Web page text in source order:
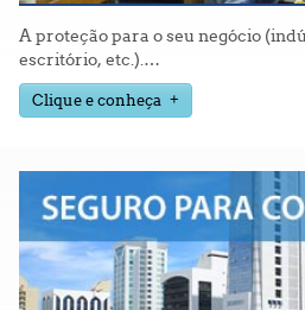
A proteção para o seu negócio
escritório, etc.). …
Clique e conheça